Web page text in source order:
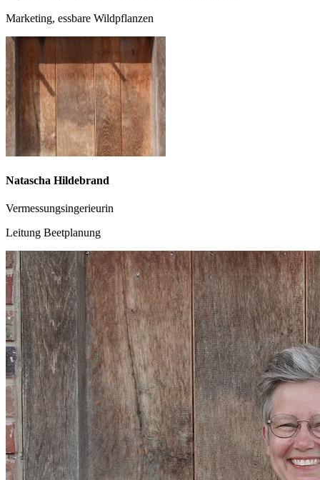
Marketing, essbare Wildpflanzen
Natascha Hildebrand
Vermessungsingerieurin
Leitung Beetplanung